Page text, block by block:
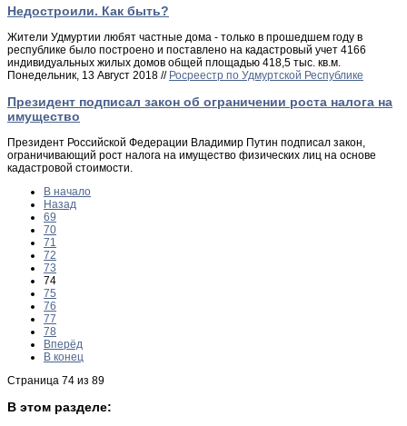
Недостроили. Как быть?
Жители Удмуртии любят частные дома - только в прошедшем году в
республике было построено и поставлено на кадастровый учет 4166
индивидуальных жилых домов общей площадью 418,5 тыс. кв.м.
Понедельник, 13 Август 2018 // Росреестр по Удмуртской Республике
Президент подписал закон об ограничении роста налога на
имущество
Президент Российской Федерации Владимир Путин подписал закон,
ограничивающий рост налога на имущество физических лиц на основе
кадастровой стоимости.
В начало
Назад
69
70
71
72
73
74
75
76
77
78
Вперёд
В конец
Страница 74 из 89
В этом разделе: